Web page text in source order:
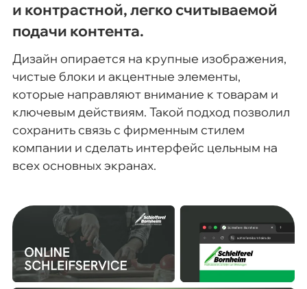
и контрастной, легко считываемой
подачи контента.
Дизайн опирается на крупные изображения,
чистые блоки и акцентные элементы,
которые направляют внимание к товарам и
ключевым действиям. Такой подход позволил
сохранить связь с фирменным стилем
компании и сделать интерфейс цельным на
всех основных экранах.